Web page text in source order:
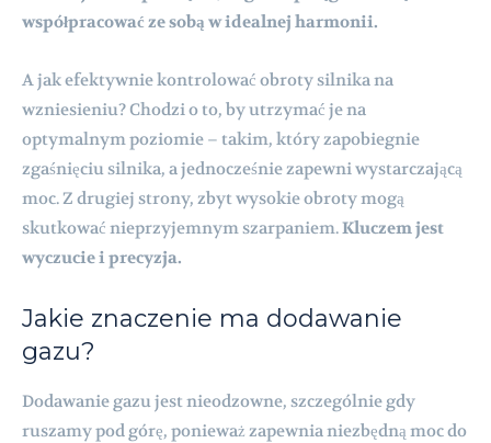
współpracować ze sobą w idealnej harmonii.
A jak efektywnie kontrolować obroty silnika na
wzniesieniu? Chodzi o to, by utrzymać je na
optymalnym poziomie – takim, który zapobiegnie
zgaśnięciu silnika, a jednocześnie zapewni wystarczającą
moc. Z drugiej strony, zbyt wysokie obroty mogą
skutkować nieprzyjemnym szarpaniem.Kluczem jest
wyczucie i precyzja.
Jakie znaczenie ma dodawanie
gazu?
Dodawanie gazu jest nieodzowne, szczególnie gdy
ruszamy pod górę, ponieważ zapewnia niezbędną moc do